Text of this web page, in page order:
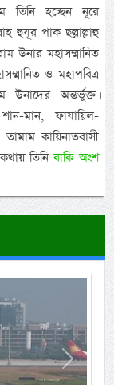
তিনি হচ্ছেন নূরে
হুযূর পাক ছল্লাল্লাহু
উনার মহাসম্মানিত
ও মহাপবিত্র
অন্তর্ভুক্ত।
মান, ফাযায়িল-
কায়িনাতবাসী
তিনিবাকি অংশ
Next